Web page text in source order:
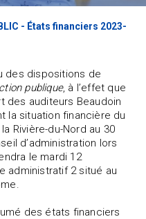
- États financiers 2023-
des dispositions de
publique, à l’effet que
des auditeurs Beaudoin
la situation financière du
Rivière-du-Nord au 30
d’administration lors
le mardi 12
administratif 2 situé au
des états financiers